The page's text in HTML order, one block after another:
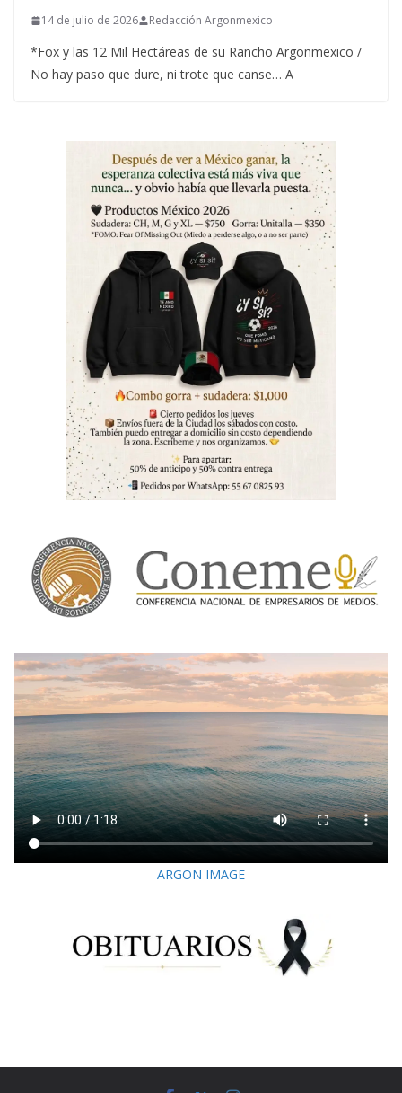
14 de julio de 2026 Redacción Argonmexico
*Fox y las 12 Mil Hectáreas de su Rancho Argonmexico /
No hay paso que dure, ni trote que canse… A
ARGON IMAGE